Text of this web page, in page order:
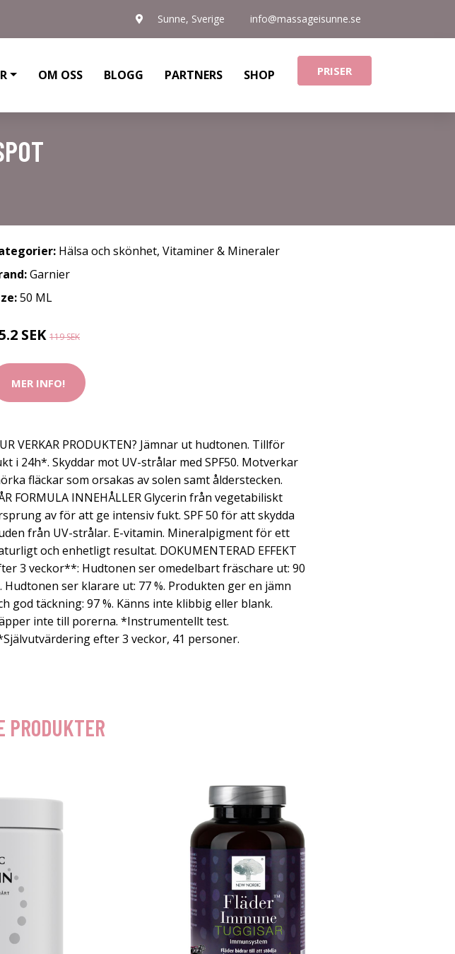
Sunne, Sverige info@massageisunne.se
OM OSS BLOGG PARTNERS SHOP PRISER
Hälsa och skönhet, Vitaminer & Mineraler
Garnier
50 ML
SEK 119 SEK
MER INFO!
VERKAR PRODUKTEN? Jämnar ut hudtonen. Tillför
i 24h*. Skyddar mot UV-strålar med SPF50. Motverkar
fläckar som orsakas av solen samt ålderstecken.
FORMULA INNEHÅLLER Glycerin från vegetabiliskt
av för att ge intensiv fukt. SPF 50 för att skydda
från UV-strålar. E-vitamin. Mineralpigment för ett
och enhetligt resultat. DOKUMENTERAD EFFEKT
3 veckor**: Hudtonen ser omedelbart fräschare ut: 90
Hudtonen ser klarare ut: 77 %. Produkten ger en jämn
god täckning: 97 %. Känns inte klibbig eller blank.
inte till porerna. *Instrumentellt test.
efter 3 veckor, 41 personer.
PRODUKTER